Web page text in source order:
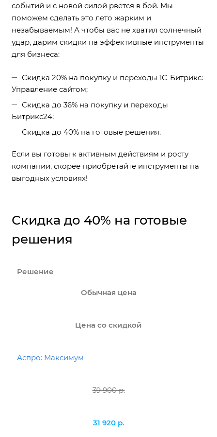
событий и с новой силой рвется в бой. Мы
поможем сделать это лето жарким и
незабываемым! А чтобы вас не хватил солнечный
удар, дарим скидки на эффективные инструменты
для бизнеса:
Скидка 20% на покупку и переходы 1С-Битрикс:
Управление сайтом;
Скидка до 36% на покупку и переходы
Битрикс24;
Скидка до 40% на готовые решения.
Если вы готовы к активным действиям и росту
компании, скорее приобретайте инструменты на
выгодных условиях!
Скидка до 40% на готовые
решения
Решение
Обычная цена
Цена со скидкой
Аспро: Максимум
39 900 р.
31 920 р.